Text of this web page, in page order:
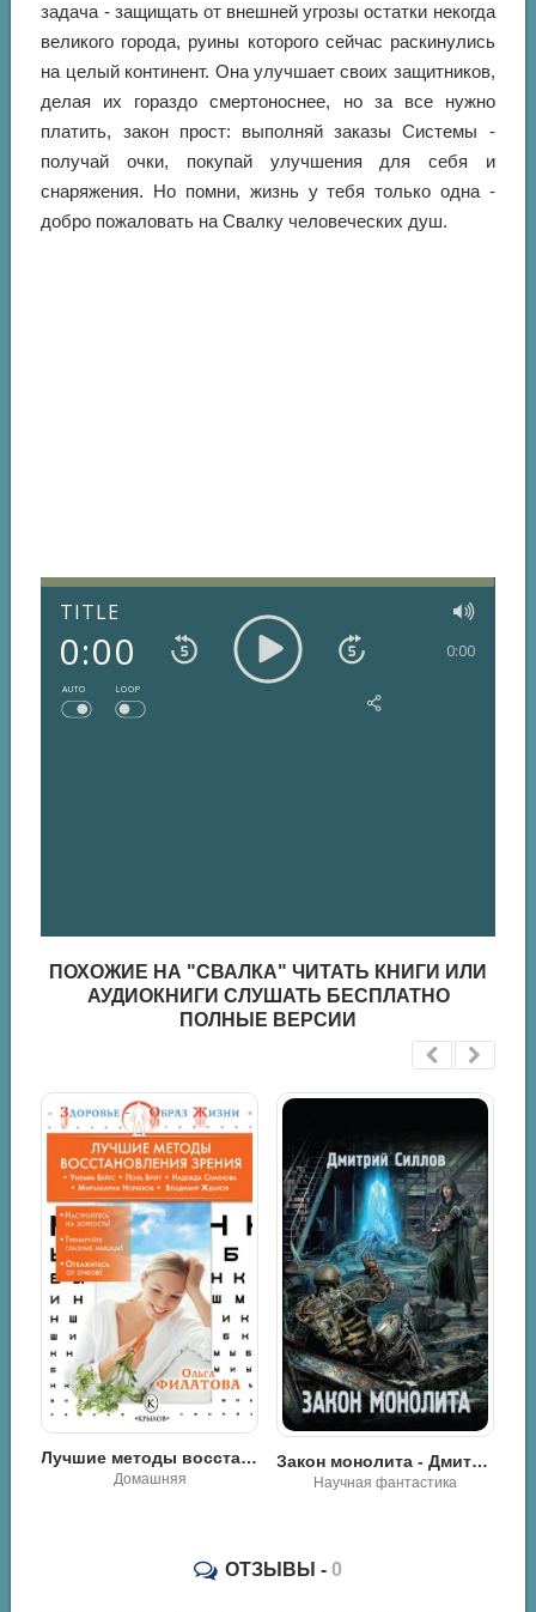
задача - защищать от внешней угрозы остатки некогда
великого города, руины которого сейчас раскинулись
на целый континент. Она улучшает своих защитников,
делая их гораздо смертоноснее, но за все нужно
платить, закон прост: выполняй заказы Системы -
получай очки, покупай улучшения для себя и
снаряжения. Но помни, жизнь у тебя только одна -
добро пожаловать на Свалку человеческих душ.
TITLE
0:00 0:00
AUTO LOOP
ПОХОЖИЕ НА "СВАЛКА" ЧИТАТЬ КНИГИ ИЛИ
АУДИОКНИГИ СЛУШАТЬ БЕСПЛАТНО
ПОЛНЫЕ ВЕРСИИ
Лучшие методы восстановления зрения - Ольга Филатова
Домашняя
Закон монолита - Дмитрий Силлов
Научная фантастика
ОТЗЫВЫ - 0